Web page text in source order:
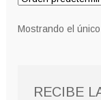
Mostrando el
RECIBE